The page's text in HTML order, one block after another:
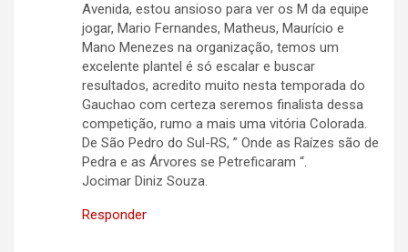
Avenida, estou ansioso para ver os M da equipe
jogar, Mario Fernandes, Matheus, Maurício e
Mano Menezes na organização, temos um
excelente plantel é só escalar e buscar
resultados, acredito muito nesta temporada do
Gauchao com certeza seremos finalista dessa
competição, rumo a mais uma vitória Colorada.
De São Pedro do Sul-RS, ” Onde as Raízes são de
Pedra e as Árvores se Petreficaram “.
Jocimar Diniz Souza.
Responder